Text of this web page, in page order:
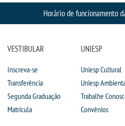
Horário de funcionamento
VESTIBULAR
Inscreva-se
Transferência
Segunda Graduação
Matrícula
UNIESP
Uniesp Cultural
Uniesp
Trabalhe
Convênios